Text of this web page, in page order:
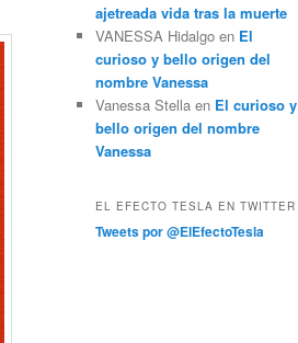
ajetreada vida tras la muerte
VANESSA Hidalgo en El
curioso y bello origen del
nombre Vanessa
Vanessa Stella en El curioso y
bello origen del nombre
Vanessa
EL EFECTO TESLA EN TWITTER
Tweets por @ElEfectoTesla